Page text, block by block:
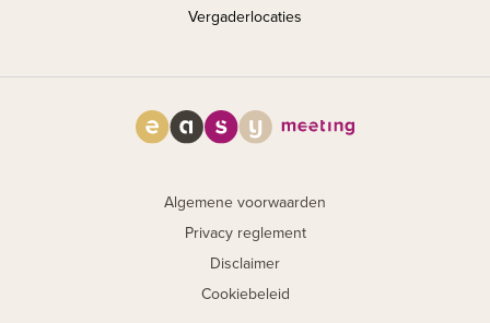
Vergaderlocaties
Algemene voorwaarden
Privacy reglement
Disclaimer
Cookiebeleid